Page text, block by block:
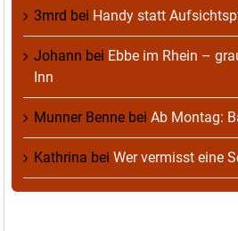
3mrd bei Handy statt
Johann bei Ebbe im Rhein –
Inn
Munner Benne bei Ab Montag:
Kathrina bei Wer vermisst eine